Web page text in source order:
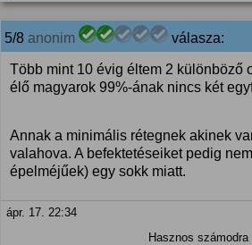
5/8 anonim válasza:
Több mint 10 évig éltem 2 különböző
élő magyarok 99%-ának nincs két
Annak a minimális rétegnek akinek
valahova. A befektetéseiket pedig
épelméjűek) egy sokk miatt.
ápr. 17. 22:34
Hasznos